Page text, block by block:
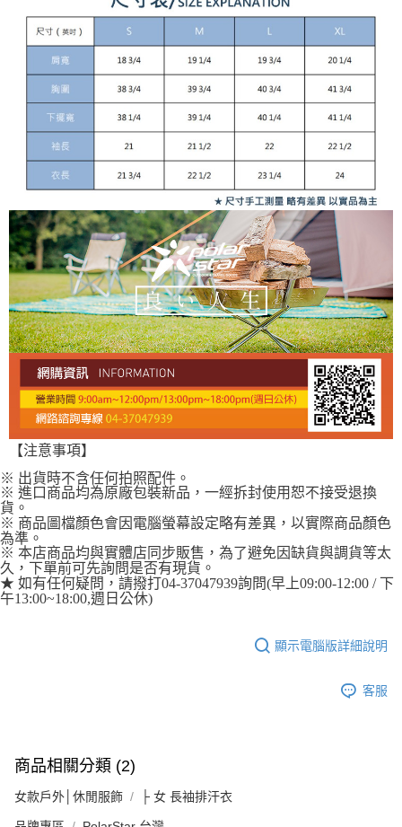
【注意事項】
※ 出貨時不含任何拍照配件。
※ 進口商品均為原廠包裝新品，一經拆封使用恕不接受退換
貨。
※ 商品圖檔顏色會因電腦螢幕設定略有差異，以實際商品顏色
為準。
※ 本店商品均與實體店同步販售，為了避免因缺貨與調貨等太
久，下單前可先詢問是否有現貨。
★ 如有任何疑問，請撥打04-37047939詢問(早上09:00-12:00 / 下
午13:00~18:00,週日公休)
顯示電腦版詳細說明
客服
商品相關分類 (2)
女款戶外│休閒服飾 ├ 女 長袖排汗衣